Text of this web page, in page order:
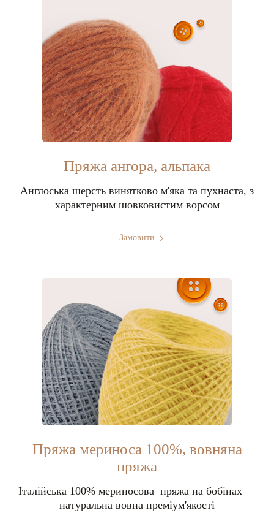
Пряжа ангора, альпака
Англоська шерсть винятково м'яка та пухнаста, з
характерним шовковистим ворсом
Замовити
Пряжа мериноса 100%, вовняна
пряжа
Італійська 100% мериносова пряжа на бобінах —
натуральна вовна преміум'якості